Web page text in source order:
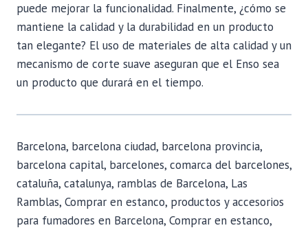
puede mejorar la funcionalidad. Finalmente, ¿cómo se
mantiene la calidad y la durabilidad en un producto
tan elegante? El uso de materiales de alta calidad y un
mecanismo de corte suave aseguran que el Enso sea
un producto que durará en el tiempo.
Barcelona, barcelona ciudad, barcelona provincia,
barcelona capital, barcelones, comarca del barcelones,
cataluña, catalunya, ramblas de Barcelona, Las
Ramblas, Comprar en estanco, productos y accesorios
para fumadores en Barcelona, Comprar en estanco,